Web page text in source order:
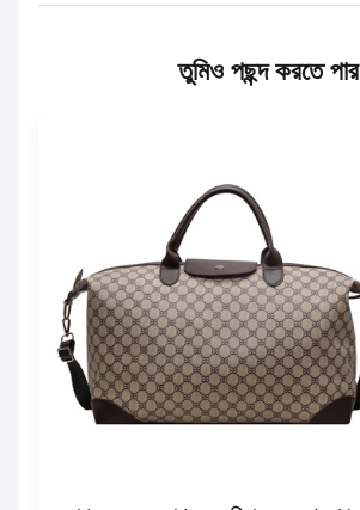
তুমিও পছন্দ করতে পার